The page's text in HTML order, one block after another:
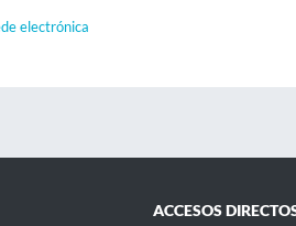
electrónica
ACCESOS